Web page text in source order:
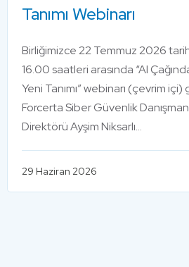
Tanımı Webinarı
Birliğimizce 22 Temmuz 2026
16.00 saatleri arasında “AI
Yeni Tanımı” webinarı (çevrim
Forcerta Siber Güvenlik
Direktörü Ayşim Niksarlı…
29 Haziran 2026